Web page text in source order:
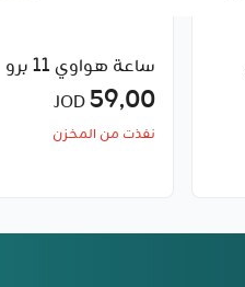
ساعة هواوي 11 برو
59٫00JOD
نفذت من المخزن